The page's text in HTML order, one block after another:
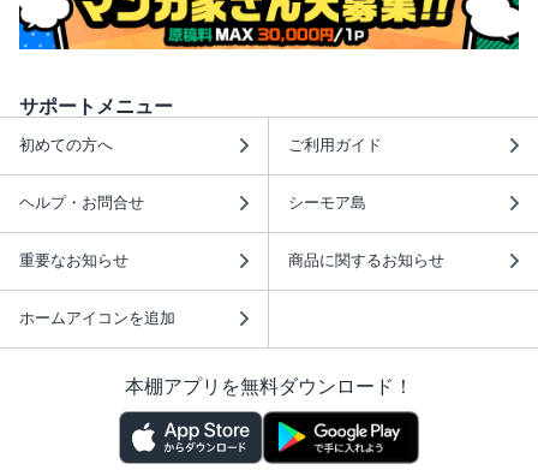
サポートメニュー
初めての方へ ご利用ガイド
ヘルプ・お問合せ シーモア島
重要なお知らせ 商品に関するお知らせ
ホームアイコンを追加
本棚アプリを無料ダウンロード！